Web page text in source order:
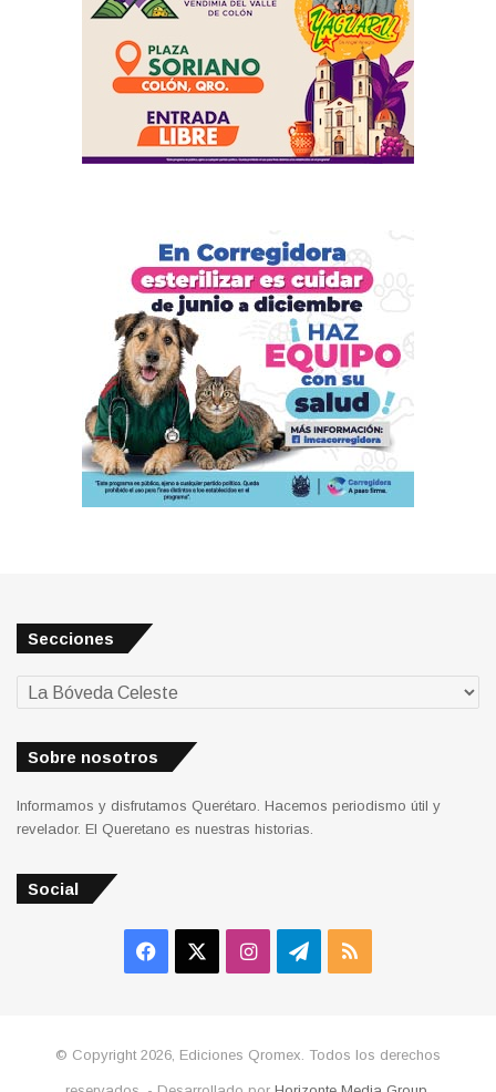
Secciones
Secciones
Sobre nosotros
Informamos y disfrutamos Querétaro. Hacemos periodismo útil y
revelador. El Queretano es nuestras historias.
Social
Facebook InstagramTelegram
RSS
© Copyright 2026, Ediciones Qromex. Todos los derechos